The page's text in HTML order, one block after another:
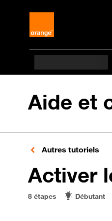
Aide et
Autres tutoriels
Activer
8 étapes Débutant